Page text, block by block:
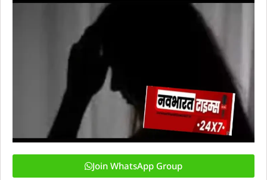
Join WhatsApp Group